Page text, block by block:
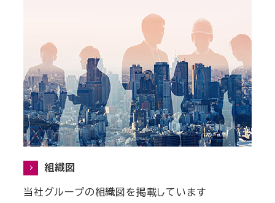
組織図
当社グループの組織図を掲載しています